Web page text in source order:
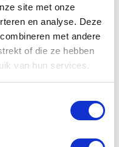
site met onze
en analyse. Deze
met andere
of die ze hebben
van hun services.
Topkoffer city